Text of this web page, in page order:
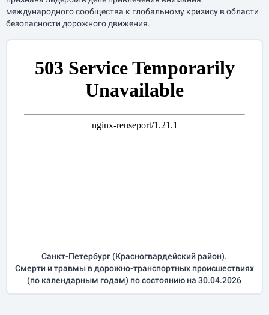
международного сообщества к глобальному кризису в области
безопасности дорожного движения.
Санкт-Петербург (Красногвардейский район).
Смерти и травмы в дорожно-транспортных происшествиях
(по календарным годам) по состоянию на 30.04.2026